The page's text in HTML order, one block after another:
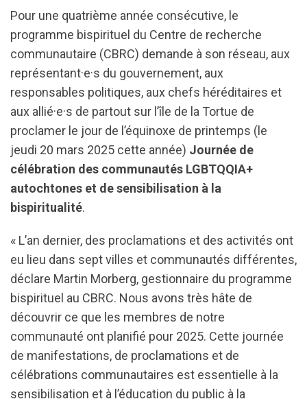
Pour une quatrième année consécutive, le
programme bispirituel du Centre de recherche
communautaire (CBRC) demande à son réseau, aux
représentant·e·s du gouvernement, aux
responsables politiques, aux chefs héréditaires et
aux allié·e·s de partout sur l’île de la Tortue de
proclamer le jour de l’équinoxe de printemps (le
jeudi 20 mars 2025 cette année) Journée de
célébration des communautés LGBTQQIA+
autochtones et de sensibilisation à la
bispiritualité.
« L’an dernier, des proclamations et des activités ont
eu lieu dans sept villes et communautés différentes,
déclare Martin Morberg, gestionnaire du programme
bispirituel au CBRC. Nous avons très hâte de
découvrir ce que les membres de notre
communauté ont planifié pour 2025. Cette journée
de manifestations, de proclamations et de
célébrations communautaires est essentielle à la
sensibilisation et à l’éducation du public à la